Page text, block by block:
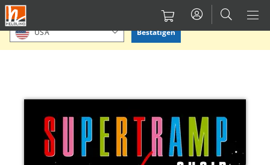
Direkt
zum
Inhalt
Bitte Standort bestätigen oder einen anderen auswählen.
USA Bestätigen